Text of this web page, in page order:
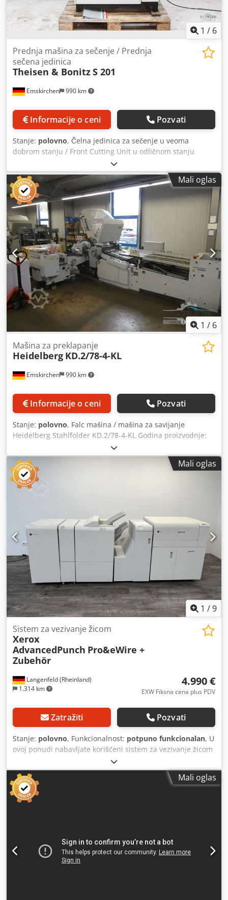
1 / 6
Emskirchen 990 km
Prednja mašina za sečenje / Prednja
sečena jedinica
Theisen & BonitzS 201
Informacije o ceni Pozvati
Stanje: polovno, Čelna jedinica za sečenje u veoma
dobrom stanju / Front Cutting Unit u odličnom stanju
Čelna jedinica za sečenje / Front Cutting Unit Theisen &
Bonitz S 201 Godina proizvodnje 2021 - Serijski broj 7237 U
veoma dobrom stanju Online video-inspekcija preko
WhatsApp-a, MS Zoom-a ili Telegram-a Csdpfx Ajywimujp
Ajrf Na lageru u Emskirchenu/Nirnbergu - Dostupno
odmah - Moguć test
Mali oglas
1 / 6
Emskirchen 990 km
Mašina za preklapanje
Heidelberg KD.2/78-4-KL
Informacije o ceni Pozvati
Stanje: polovno, Falc mašina / mašina za savijanje
Heidelberg Stahlfolder KD.2/78-4-KL Godina proizvodnje:
2001 - Serijski broj: 703413/01-298045 Maksimalna radna
širina 780 mm Okretni stoni ulagač 1. stanica: 4 kase 2.
stanica: 2 noža Trakasti izlaz SAK Rietschle kompresor
Uključeni priručnici Online video-inspekcija putem
WhatsApp - MS Zoom - Telegram Na lageru u
Mali oglas
1 /9
Langenfeld (Rheinland)
1.314 km
Sistem za vezivanje žicom
Xerox
AdvancedPunch Pro&eWire +
Zubehör
4.990 €
EXW Fiksna cena plus PDV
Zatražiti Pozvati
Stanje: polovno, Funkcionalnost: potpuno funkcionalan, U
ovoj ponudi nabavljate korišćeni sistem za vezivanje žicom
„Xerox AdvancedPunch Pro&eWire“. Predmet prodaje: 1x
Xerox AdvancedPunch Pro&eWire sa sledećom dodatnom
opremom: uključujući A-FN08 (C/Z sklopivi modul)
uključujući A-FN13 (PR završni modul) uključujući ZVC-1 (PR
interfejs modul) Stanje: Ova ponuda se odnosi na korišćeni
uređaj tokom našeg radnog vremena. Molimo vas da se
dogovorite za termin! Moguće je i pakovanje za transport
morem i isporuka širom sveta, na zahtev! Pre isporuke ili
Mali oglas